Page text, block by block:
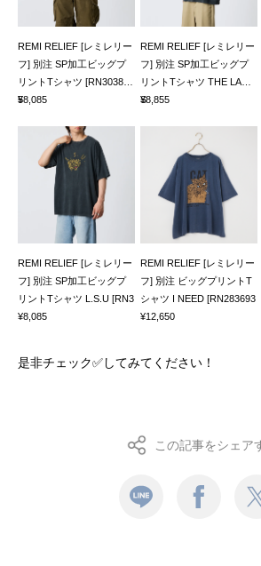
REMI RELIEF [レミレリー
フ] 別注 SP加工ビッグプ
リントTシャツ [RN303891
5
¥8,085
REMI RELIEF [レミレリー
フ] 別注 SP加工ビッグプ
リントTシャツ THE LAST
S
¥8,855
REMI RELIEF [レミレリー
フ] 別注 SP加工ビッグプ
リントTシャツ L.S.U [RN3
¥8,085
REMI RELIEF [レミレリー
フ] 別注 ビッグプリントT
シャツ I NEED [RN283693
¥12,650
是非チェック✅してみてください！
この記事をシェア